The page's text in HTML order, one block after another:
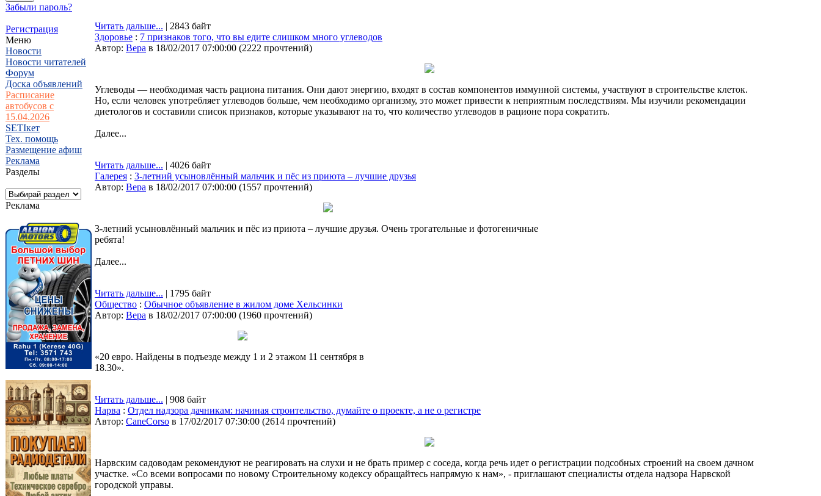
Забыли пароль?
Регистрация
Меню
Новости
Новости читателей
Форум
Доска объявлений
Расписание
автобусов с
15.04.2026
SETIкет
Тех. помощь
Размещение афиш
Реклама
Разделы
Реклама
Читать дальше... | 2843 байт
Здоровье : 7 признаков того, что вы едите слишком много углеводов
Автор: Bepa в 18/02/2017 07:00:00 (2222 прочтений)
Углеводы — необходимая часть рациона питания. Они дают энергию, входят в состав компонентов иммунной системы, участвуют в строительстве клеток.
Но, если человек употребляет углеводов больше, чем необходимо организму, это может привести к неприятным последствиям. Мы изучили рекомендации
диетологов и составили список признаков, которые указывают на то, что количество углеводов в рационе пора сократить.
Далее...
Читать дальше... | 4026 байт
Галерея : 3-летний усыновлённый мальчик и пёс из приюта – лучшие друзья
Автор: Bepa в 18/02/2017 07:00:00 (1557 прочтений)
3-летний усыновлённый мальчик и пёс из приюта – лучшие друзья. Очень трогательные и фотогеничные
ребята!
Далее...
Читать дальше... | 1795 байт
Общество : Обычное объявление в жилом доме Хельсинки
Автор: Bepa в 18/02/2017 07:00:00 (1960 прочтений)
«20 евро. Найдены в подъезде между 1 и 2 этажом 11 сентября в
18.30».
Читать дальше... | 908 байт
Нарва : Отдел надзора дачникам: начиная строительство, думайте о проекте, а не о регистре
Автор: CaneCorso в 17/02/2017 07:30:00 (2614 прочтений)
Нарвским садоводам рекомендуют не реагировать на слухи и не брать пример с соседа, когда речь идет о регистрации подсобных строений на своем дачном
участке. «Со всеми вопросами по новому Строительному кодексу обращайтесь напрямую к нам», - приглашают специалисты отдела надзора Нарвской
городской управы.